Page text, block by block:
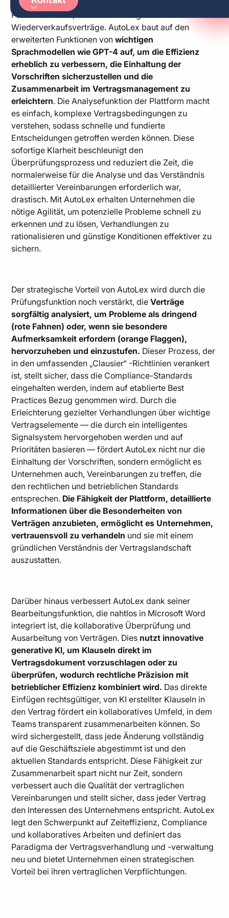
Arabic
German
verschiedene Verträge, wie Dienstleistungen,
Produkterwerbe, Softwarenutzung und
Wiederverkaufsverträge. AutoLex baut auf den
erweiterten Funktionen vonwichtigen
Sprachmodellen wie GPT-4 auf, um die Effizienz
erheblich zu verbessern, die Einhaltung der
Vorschriften sicherzustellen und die
Zusammenarbeit im Vertragsmanagement zu
erleichtern. Die Analysefunktion der Plattform macht
es einfach, komplexe Vertragsbedingungen zu
verstehen, sodass schnelle und fundierte
Entscheidungen getroffen werden können. Diese
sofortige Klarheit beschleunigt den
Überprüfungsprozess und reduziert die Zeit, die
normalerweise für die Analyse und das Verständnis
detaillierter Vereinbarungen erforderlich war,
drastisch. Mit AutoLex erhalten Unternehmen die
nötige Agilität, um potenzielle Probleme schnell zu
erkennen und zu lösen, Verhandlungen zu
rationalisieren und günstige Konditionen effektiver zu
sichern.
Der strategische Vorteil von AutoLex wird durch die
Prüfungsfunktion noch verstärkt, dieVerträge
sorgfältig analysiert, um Probleme als dringend
(rote Fahnen) oder, wenn sie besondere
Aufmerksamkeit erfordern (orange Flaggen),
hervorzuheben und einzustufen. Dieser Prozess, der
in den umfassenden „Clausier“ -Richtlinien verankert
ist, stellt sicher, dass die Compliance-Standards
eingehalten werden, indem auf etablierte Best
Practices Bezug genommen wird. Durch die
Erleichterung gezielter Verhandlungen über wichtige
Vertragselemente — die durch ein intelligentes
Signalsystem hervorgehoben werden und auf
Prioritäten basieren — fördert AutoLex nicht nur die
Einhaltung der Vorschriften, sondern ermöglicht es
Unternehmen auch, Vereinbarungen zu treffen, die
den rechtlichen und betrieblichen Standards
entsprechen. Die Fähigkeit der Plattform, detaillierte
Informationen über die Besonderheiten von
Verträgen anzubieten, ermöglicht es Unternehmen,
vertrauensvoll zu verhandeln und sie mit einem
gründlichen Verständnis der Vertragslandschaft
auszustatten.
Darüber hinaus verbessert AutoLex dank seiner
Bearbeitungsfunktion, die nahtlos in Microsoft Word
integriert ist, die kollaborative Überprüfung und
Ausarbeitung von Verträgen. Dies nutzt innovative
generative KI, um Klauseln direkt im
Vertragsdokument vorzuschlagen oder zu
überprüfen, wodurch rechtliche Präzision mit
betrieblicher Effizienz kombiniert wird. Das direkte
Einfügen rechtsgültiger, von KI erstellter Klauseln in
den Vertrag fördert ein kollaboratives Umfeld, in dem
Teams transparent zusammenarbeiten können. So
wird sichergestellt, dass jede Änderung vollständig
auf die Geschäftsziele abgestimmt ist und den
aktuellen Standards entspricht. Diese Fähigkeit zur
Zusammenarbeit spart nicht nur Zeit, sondern
verbessert auch die Qualität der vertraglichen
Vereinbarungen und stellt sicher, dass jeder Vertrag
den Interessen des Unternehmens entspricht. AutoLex
legt den Schwerpunkt auf Zeiteffizienz, Compliance
und kollaboratives Arbeiten und definiert das
Paradigma der Vertragsverhandlung und -verwaltung
neu und bietet Unternehmen einen strategischen
Vorteil bei ihren vertraglichen Verpflichtungen.